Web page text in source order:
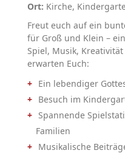
Ort: Kirche,
Freut euch auf ein
für Groß und Klein –
Spiel, Musik,
erwarten Euch:
Ein lebendiger
Besuch im
Spannende
Familien
Musikalische